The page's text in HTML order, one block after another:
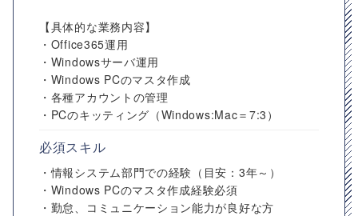
【具体的な業務内容】
・Office365運用
・Windowsサーバ運用
・Windows PCのマスタ作成
・各種アカウントの管理
・PCのキッティング（Windows:Mac＝7:3）
必須スキル
・情報システム部門での経験（目安：3年～）
・Windows PCのマスタ作成経験必須
・勤怠、コミュニケーション能力が良好な方